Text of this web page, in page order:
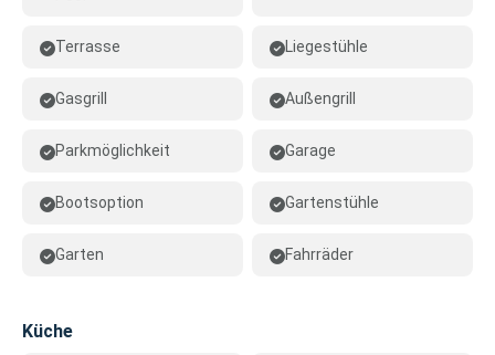
Terrasse Liegestühle
Gasgrill Außengrill
Parkmöglichkeit Garage
Bootsoption Gartenstühle
Garten Fahrräder
Küche